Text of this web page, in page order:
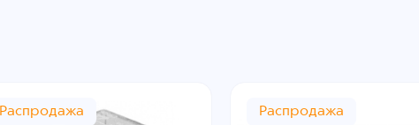
Распродажа Распродажа